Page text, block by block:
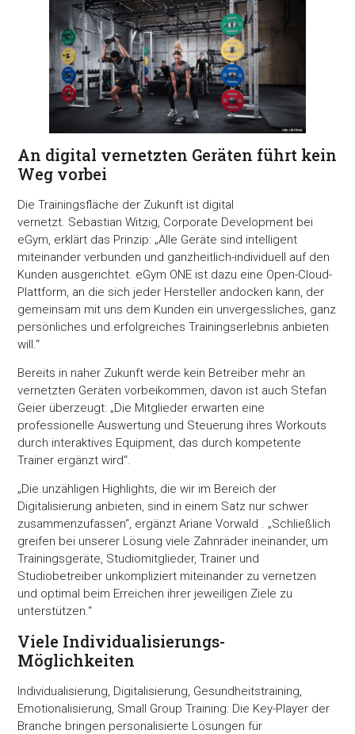
An digital vernetzten Geräten führt kein
Weg vorbei
Die Trainingsfläche der Zukunft ist digital
vernetzt. Sebastian Witzig, Corporate Development bei
eGym, erklärt das Prinzip: „Alle Geräte sind intelligent
miteinander verbunden und ganzheitlich-individuell auf den
Kunden ausgerichtet. eGym ONE ist dazu eine Open-Cloud-
Plattform, an die sich jeder Hersteller andocken kann, der
gemeinsam mit uns dem Kunden ein unvergessliches, ganz
persönliches und erfolgreiches Trainingserlebnis anbieten
will.“
Bereits in naher Zukunft werde kein Betreiber mehr an
vernetzten Geräten vorbeikommen, davon ist auch Stefan
Geier überzeugt: „Die Mitglieder erwarten eine
professionelle Auswertung und Steuerung ihres Workouts
durch interaktives Equipment, das durch kompetente
Trainer ergänzt wird“.
„Die unzähligen Highlights, die wir im Bereich der
Digitalisierung anbieten, sind in einem Satz nur schwer
zusammenzufassen“, ergänzt Ariane Vorwald . „Schließlich
greifen bei unserer Lösung viele Zahnräder ineinander, um
Trainingsgeräte, Studiomitglieder, Trainer und
Studiobetreiber unkompliziert miteinander zu vernetzen
und optimal beim Erreichen ihrer jeweiligen Ziele zu
unterstützen.“
Viele Individualisierungs-
Möglichkeiten
Individualisierung, Digitalisierung, Gesundheitstraining,
Emotionalisierung, Small Group Training: Die Key-Player der
Branche bringen personalisierte Lösungen für